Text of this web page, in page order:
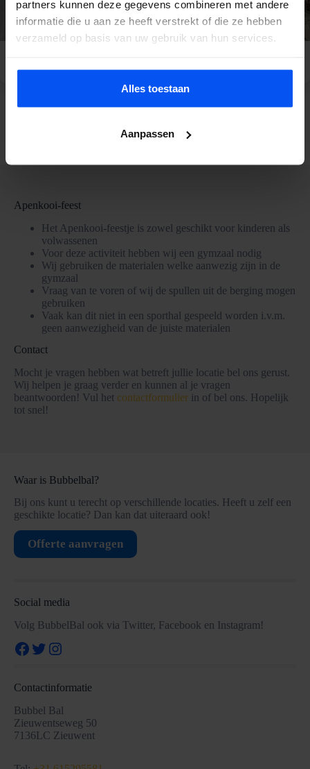
partners kunnen deze gegevens combineren met andere
informatie die u aan ze heeft verstrekt of die ze hebben
verzameld op basis van uw gebruik van hun services.
Alles toestaan
Aanpassen
Apenkooi-feest
Het Apenkooi-feestje is zowel geschikt voor kinderen als
volwassenen
Voor deze activiteit hebben wij een gymzaal nodig
Wij gebruiken de materialen welke aanwezig zijn in de
gymzaal
Vraag van te voren of wij de spullen uit de berging mogen
gebruiken
Vaak kan dit niet in een sporthal gespeeld worden i.v.m.
geen aanwezigheid van de juiste materialen
Contact
Mocht je vragen hebben wat betreft jullie locatie bel ons gerust.
Wij helpen je graag verder en kunnen al je vragen
beantwoorden! Vul het contactformulier in of bel ons. Hopelijk
tot snel!
Waar is Bubbelbal?
Bij ons kunt u terecht op verschillende locaties. Heeft u zelf een
geschikte locatie? Dan kan dat uiteraard ook!
Offerte aanvragen
Social media
Volg BubbelBal ook via Twitter, Facebook en Instagram!
Facebook
Twitter
Instagram
Contactinformatie
Bubbel Bal
Zieuwentseweg 50
7136LC Zieuwent